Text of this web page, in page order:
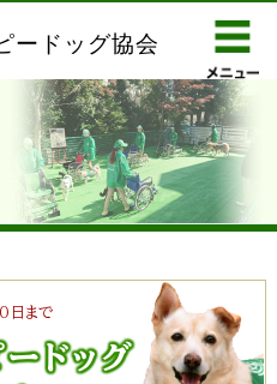
ードッグ協会
日まで
ードッグ